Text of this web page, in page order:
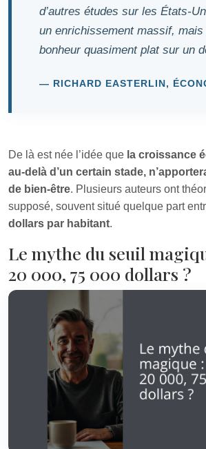
d’autres études sur les
un enrichissement massif, mais
bonheur quasiment plat sur un
RICHARD EASTERLIN,
De là est née l’idée que la croissance
au‑delà d’un certain stade,
de bien‑être. Plusieurs auteurs ont
supposé, souvent situé quelque part
dollars par habitant.
Le mythe du seuil
20 000, 75 000 dollars ?